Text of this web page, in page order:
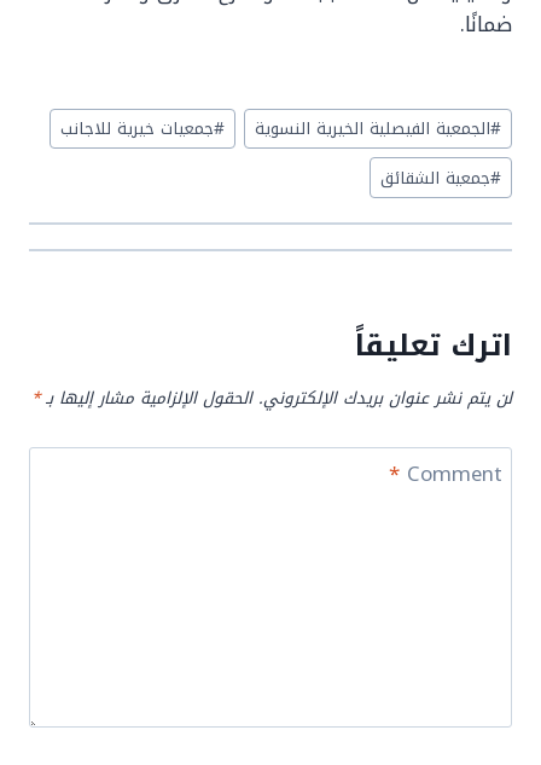
ضمانًا.
Post
Tags:
#الجمعية الفيصلية الخيرية النسوية #جمعيات خيرية للاجانب
#جمعية الشقائق
اترك تعليقاً
لن يتم نشر عنوان بريدك الإلكتروني. الحقول الإلزامية مشار إليها بـ*
Comment
*